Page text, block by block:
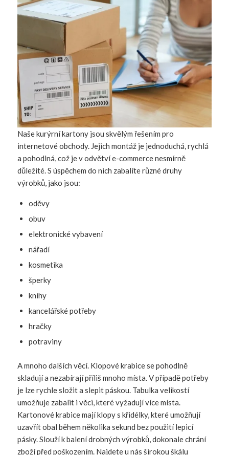
Naše kurýrní kartony jsou skvělým řešením pro
internetové obchody. Jejich montáž je jednoduchá, rychlá
a pohodlná, což je v odvětví e-commerce nesmírně
důležité. S úspěchem do nich zabalíte různé druhy
výrobků, jako jsou:
oděvy
obuv
elektronické vybavení
nářadí
kosmetika
šperky
knihy
kancelářské potřeby
hračky
potraviny
A mnoho dalších věcí. Klopové krabice se pohodlně
skladují a nezabírají příliš mnoho místa. V případě potřeby
je lze rychle složit a slepit páskou. Tabulka velikostí
umožňuje zabalit i věci, které vyžadují více místa.
Kartonové krabice mají klopy s křidélky, které umožňují
uzavřít obal během několika sekund bez použití lepicí
pásky. Slouží k balení drobných výrobků, dokonale chrání
zboží před poškozením. Najdete u nás širokou škálu